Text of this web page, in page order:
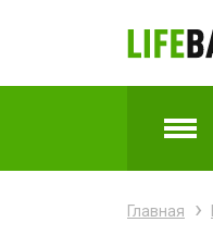
Главная